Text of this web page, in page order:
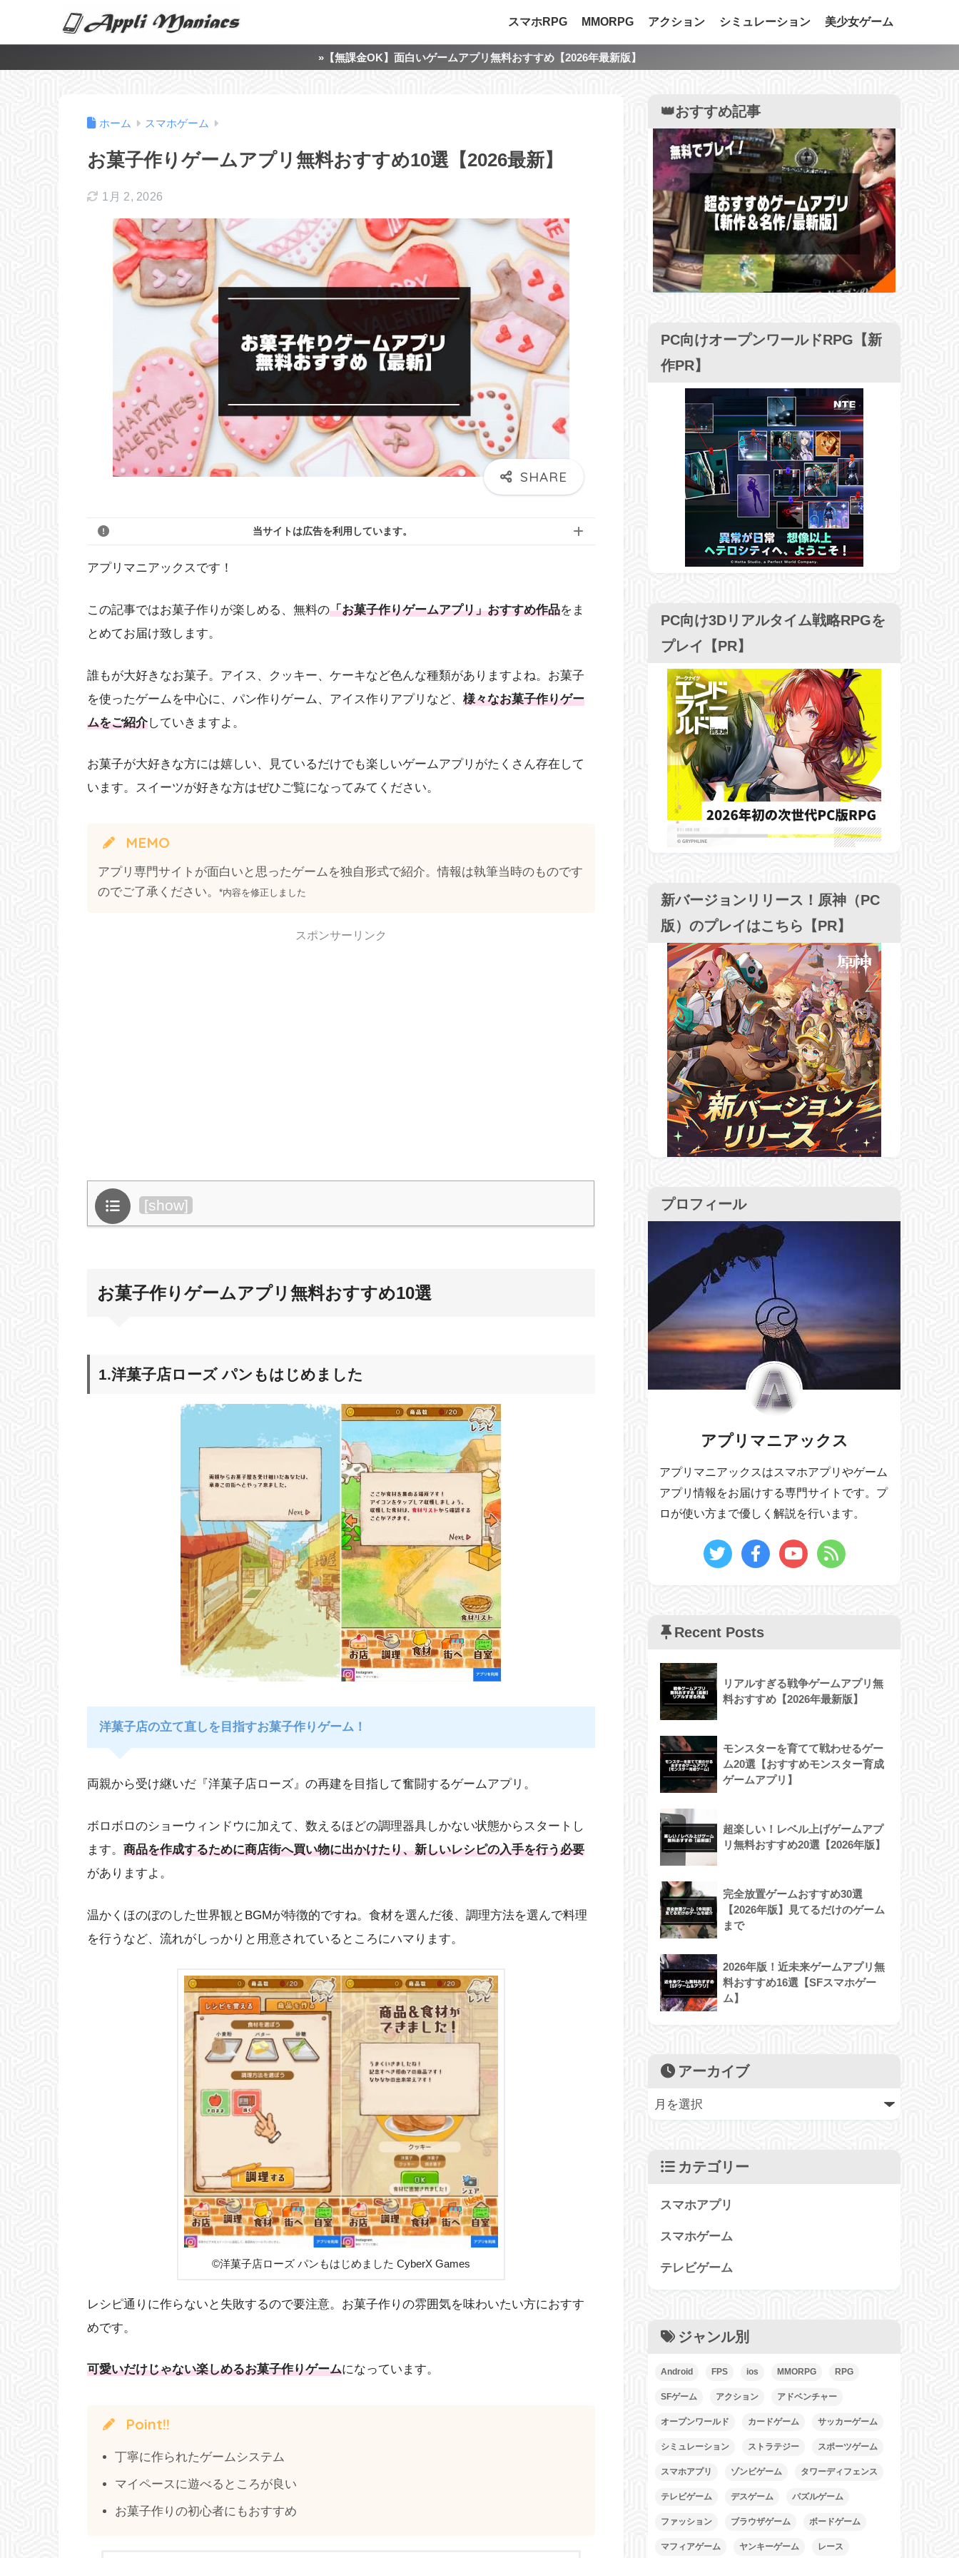
スマホRPG MMORPG アクション シミュレーション 美少女ゲーム
»【無課金OK】面白いゲームアプリ無料おすすめ【2026年最新版】
ホーム スマホゲーム
お菓子作りゲームアプリ無料おすすめ10選【2026最新】
1月 2, 2026
当サイトは広告を利用しています。
アプリマニアックスです！
この記事ではお菓子作りが楽しめる、無料の「お菓子作りゲームアプリ」おすすめ作品をま
とめてお届け致します。
誰もが大好きなお菓子。アイス、クッキー、ケーキなど色んな種類がありますよね。お菓子
を使ったゲームを中心に、パン作りゲーム、アイス作りアプリなど、 様々なお菓子作りゲー
ムをご紹介していきますよ。
お菓子が大好きな方には嬉しい、見ているだけでも楽しいゲームアプリがたくさん存在して
います。スイーツが好きな方はぜひご覧になってみてください。
MEMO
アプリ専門サイトが面白いと思ったゲームを独自形式で紹介。情報は執筆当時のものです
のでご了承ください。
*内容を修正しました
スポンサーリンク
目次 [show]
お菓子作りゲームアプリ無料おすすめ10選
1.洋菓子店ローズ パンもはじめました
洋菓子店の立て直しを目指すお菓子作りゲーム！
両親から受け継いだ『洋菓子店ローズ』の再建を目指して奮闘するゲームアプリ。
ボロボロのショーウィンドウに加えて、数えるほどの調理器具しかない状態からスタートし
ます。 商品を作成するために商店街へ買い物に出かけたり、新しいレシピの入手を行う必要
がありますよ。
温かくほのぼのした世界観とBGMが特徴的ですね。食材を選んだ後、調理方法を選んで料理
を行うなど、流れがしっかりと用意されているところにハマります。
©洋菓子店ローズ パンもはじめました CyberX Games
レシピ通りに作らないと失敗するので要注意。お菓子作りの雰囲気を味わいたい方におすす
めです。
可愛いだけじゃない楽しめるお菓子作りゲームになっています。
Point!!
丁寧に作られたゲームシステム
マイペースに遊べるところが良い
お菓子作りの初心者にもおすすめ
👑おすすめ記事
PC向けオープンワールドRPG【新
作PR】
PC向け3Dリアルタイム戦略RPGを
プレイ【PR】
新バージョンリリース！原神（PC
版）のプレイはこちら【PR】
プロフィール
アプリマニアックス
アプリマニアックスはスマホアプリやゲーム
アプリ情報をお届けする専門サイトです。プ
ロが使い方まで優しく解説を行います。
Recent Posts
リアルすぎる戦争ゲームアプリ無
料おすすめ【2026年最新版】
モンスターを育てて戦わせるゲー
ム20選【おすすめモンスター育成
ゲームアプリ】
超楽しい！レベル上げゲームアプ
リ無料おすすめ20選【2026年版】
完全放置ゲームおすすめ30選
【2026年版】見てるだけのゲーム
まで
2026年版！近未来ゲームアプリ無
料おすすめ16選【SFスマホゲー
ム】
アーカイブ
カテゴリー
スマホアプリ
スマホゲーム
テレビゲーム
ジャンル別
Android FPS ios MMORPG RPG
SFゲーム アクション アドベンチャー
オープンワールド カードゲーム サッカーゲーム
シミュレーション ストラテジー スポーツゲーム
スマホアプリ ゾンビゲーム タワーディフェンス
テレビゲーム デスゲーム パズルゲーム
ファッション ブラウザゲーム ボードゲーム
マフィアゲーム ヤンキーゲーム レース